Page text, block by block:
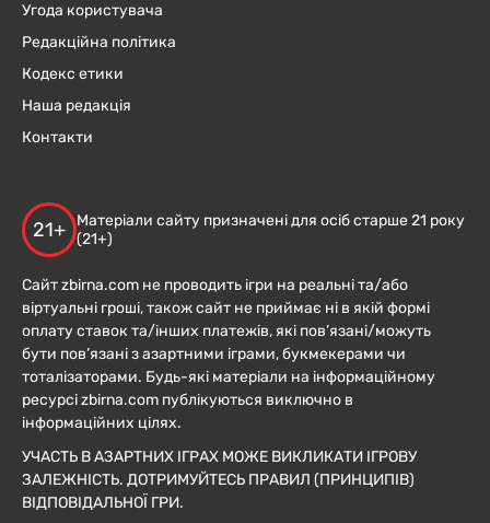
Угода користувача
Редакційна політика
Кодекс етики
Наша редакція
Контакти
21+
Матеріали сайту призначені для осіб старше 21 року
(21+)
Сайт zbirna.com не проводить ігри на реальні та/або
віртуальні гроші, також сайт не приймає ні в якій формі
оплату ставок та/інших платежів, які пов’язані/можуть
бути пов’язані з азартними іграми, букмекерами чи
тоталізаторами. Будь-які матеріали на інформаційному
ресурсі zbirna.com публікуються виключно в
інформаційних цілях.
УЧАСТЬ В АЗАРТНИХ ІГРАХ МОЖЕ ВИКЛИКАТИ ІГРОВУ
ЗАЛЕЖНІСТЬ. ДОТРИМУЙТЕСЬ ПРАВИЛ (ПРИНЦИПІВ)
ВІДПОВІДАЛЬНОЇ ГРИ.